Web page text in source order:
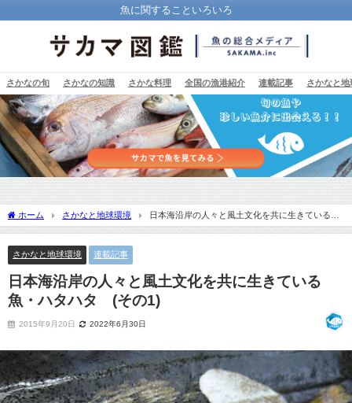
魚に関することいろいろ
さかなの旬 さかなの知識 さかな料理 全国の漁港紹介 連載記事 さかなと地
ホーム さかなと地球環境
日本海沿岸の人々と風土文化を共に生きている
魚・ハタハタ (その1)
さかなと地球環境 連載記事
日本海沿岸の人々と風土文化を共に生きている
魚・ハタハタ (その1)
2015年9月20日 2022年6月30日